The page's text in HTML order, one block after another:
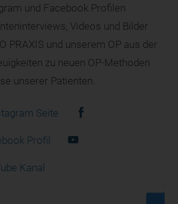
und Facebook Profilen
Videos und Bilder
PRAXIS und unserem OP aus der
zu neuen OP-Methoden
unserer Patienten.
Seite
Profil
Kanal